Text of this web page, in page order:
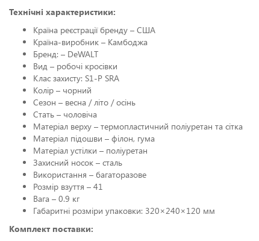
Технічні характеристики:
Країна реєстрації бренду – США
Країна-виробник – Камбоджа
Бренд: – DeWALT
Вид – робочі кросівки
Клас захисту: S1-P SRA
Колір – чорний
Сезон – весна / літо / осінь
Стать – чоловіча
Матеріал верху – термопластичний поліуретан та сітка
Матеріал підошви – філон, гума
Матеріал устілки – поліуретан
Захисний носок – сталь
Використання – багаторазове
Розмір взуття – 41
Вага – 0.9 кг
Габаритні розміри упаковки: 320×240×120 мм
Комплект поставки: